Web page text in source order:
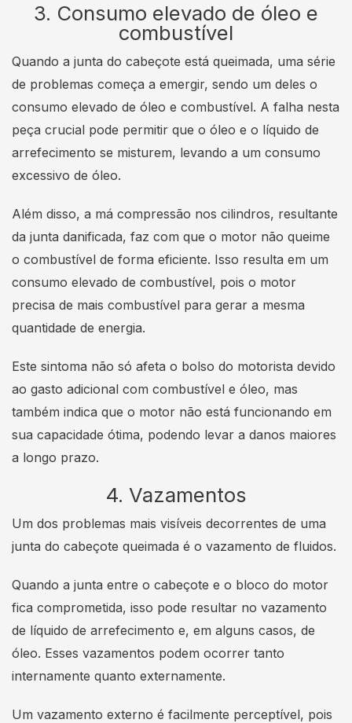
3. Consumo elevado de óleo e
combustível
Quando a junta do cabeçote está queimada, uma série
de problemas começa a emergir, sendo um deles o
consumo elevado de óleo e combustível. A falha nesta
peça crucial pode permitir que o óleo e o líquido de
arrefecimento se misturem, levando a um consumo
excessivo de óleo.
Além disso, a má compressão nos cilindros, resultante
da junta danificada, faz com que o motor não queime
o combustível de forma eficiente. Isso resulta em um
consumo elevado de combustível, pois o motor
precisa de mais combustível para gerar a mesma
quantidade de energia.
Este sintoma não só afeta o bolso do motorista devido
ao gasto adicional com combustível e óleo, mas
também indica que o motor não está funcionando em
sua capacidade ótima, podendo levar a danos maiores
a longo prazo.
4. Vazamentos
Um dos problemas mais visíveis decorrentes de uma
junta do cabeçote queimada é o vazamento de fluidos.
Quando a junta entre o cabeçote e o bloco do motor
fica comprometida, isso pode resultar no vazamento
de líquido de arrefecimento e, em alguns casos, de
óleo. Esses vazamentos podem ocorrer tanto
internamente quanto externamente.
Um vazamento externo é facilmente perceptível, pois